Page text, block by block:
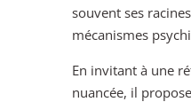
souvent ses
mécanismes
En invitant à une
nuancée, il